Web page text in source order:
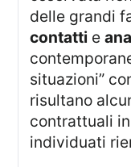
delle grandi
contatti e
situazioni”
risultano
contrattuali
individuati